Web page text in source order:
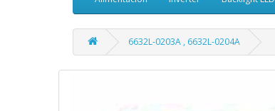
6632L-0203A , 6632L-0204A